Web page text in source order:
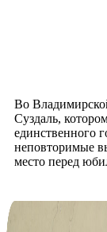
Во
Суздаль,
единственного
неповторимые
место перед